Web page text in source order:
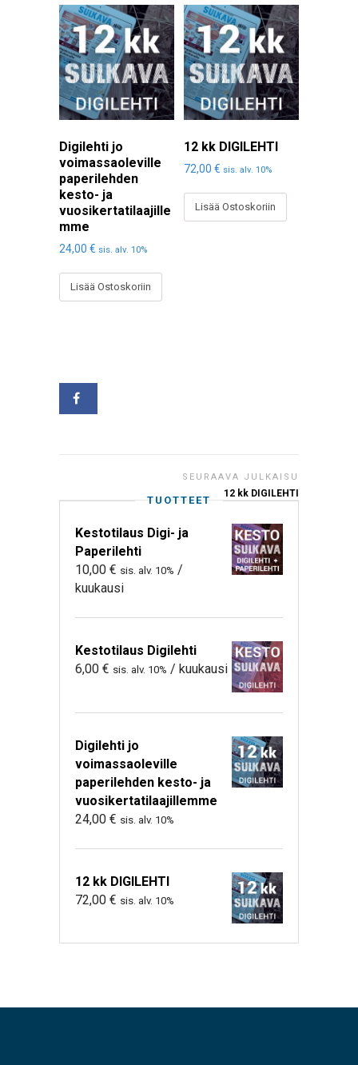
Digilehti jo
voimassaoleville
paperilehden
kesto- ja
vuosikertatilaajille
mme
24,00 € sis. alv. 10%
Lisää Ostoskoriin
12 kk DIGILEHTI
72,00 € sis. alv. 10%
Lisää Ostoskoriin
SEURAAVA JULKAISU
12 kk DIGILEHTI
TUOTTEET
Kestotilaus Digi- ja
Paperilehti
10,00 € sis. alv. 10% /
kuukausi
Kestotilaus Digilehti
6,00 € sis. alv. 10% / kuukausi
Digilehti jo
voimassaoleville
paperilehden kesto- ja
vuosikertatilaajillemme
24,00 € sis. alv. 10%
12 kk DIGILEHTI
72,00 € sis. alv. 10%